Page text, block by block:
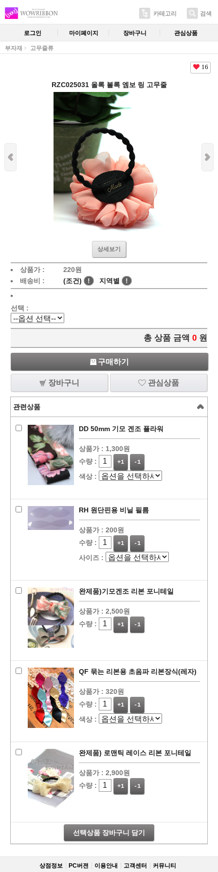
카테고리 검색
로그인 마이페이지 장바구니 관심상품
부자재 고무줄류
16
RZC025031 올록 볼록 엠보 링 고무줄
상세보기
상품가 : 220원
배송비 :
(조건) ! 지역별 !
선택 :
총 상품 금액 0 원
구매하기
장바구니 관심상품
관련상품
DD 50mm 기모 겐조 플라워
상품가 : 1,300원
수량 :
+1 -1
색상 :
RH 원단핀용 비닐 필름
상품가 : 200원
수량 :
+1 -1
사이즈 :
완제품)기모겐조 리본 포니테일
상품가 : 2,500원
수량 :
+1 -1
QF 묶는 리본용 초음파 리본장식(레자)
상품가 : 320원
수량 :
+1 -1
색상 :
완제품) 로맨틱 레이스 리본 포니테일
상품가 : 2,900원
수량 :
+1 -1
선택상품 장바구니 담기
상점정보 PC버젼 이용안내 고객센터 커뮤니티